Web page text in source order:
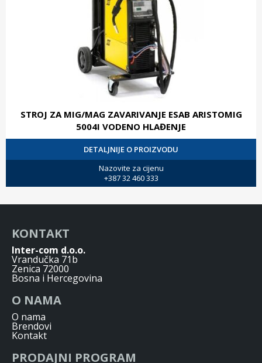
STROJ ZA MIG/MAG ZAVARIVANJE ESAB ARISTOMIG
5004I VODENO HLAĐENJE
DETALJNIJE O PROIZVODU
Nazovite za cijenu
+387 32 460 333
KONTAKT
Inter-com d.o.o.
Vrandučka 71b
Zenica 72000
Bosna i Hercegovina
O NAMA
O nama
Brendovi
Kontakt
PRODAJNI PROGRAM